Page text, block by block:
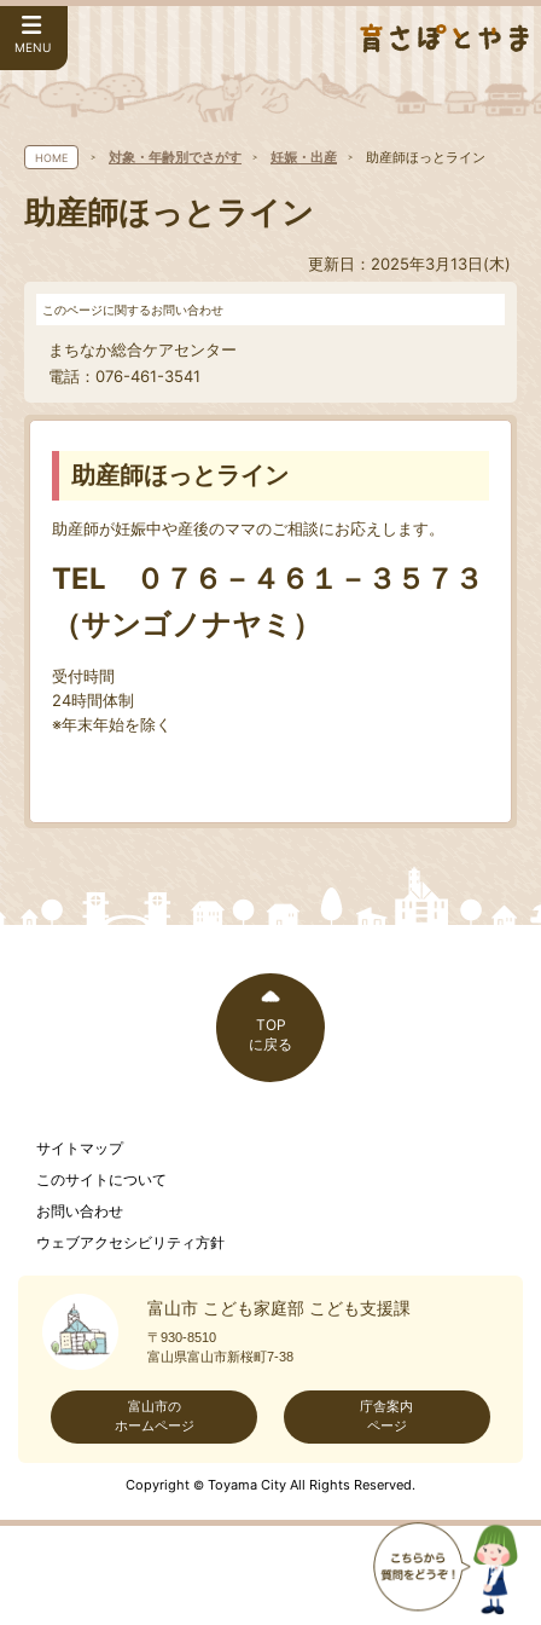
MENU
HOME 対象・年齢別でさがす 妊娠・出産 助産師ほっとライン
助産師ほっとライン
更新日：2025年3月13日(木)
このページに関するお問い合わせ
まちなか総合ケアセンター
電話：076-461-3541
助産師ほっとライン
助産師が妊娠中や産後のママのご相談にお応えします。
TEL ０７６－４６１－３５７３
（サンゴノナヤミ）
受付時間
24時間体制
※年末年始を除く
TOP
に戻る
サイトマップ
このサイトについて
お問い合わせ
ウェブアクセシビリティ方針
富山市 こども家庭部 こども支援課
〒930-8510
富山県富山市新桜町7-38
富山市の
ホームページ
庁舎案内
ページ
Copyright © Toyama City All Rights Reserved.